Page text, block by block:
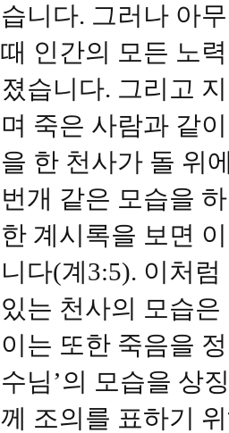
습니다. 그러나 아
때 인간의 모든 노
졌습니다. 그리고
며 죽은 사람과 같
을 한 천사가 돌 위
번개 같은 모습을
한 계시록을 보면
니다(계3:5). 이처
있는 천사의 모습
이는 또한 죽음을
수님’의 모습을 상
께 조의를 표하기